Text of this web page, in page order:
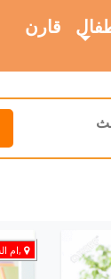
قارن
,ام